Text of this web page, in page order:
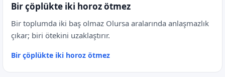
Bir çöplükte iki horoz ötmez
Bir toplumda iki baş olmaz Olursa aralarında anlaşmazlık
çıkar; biri ötekini uzaklaştırır.
Bir çöplükte iki horoz ötmez